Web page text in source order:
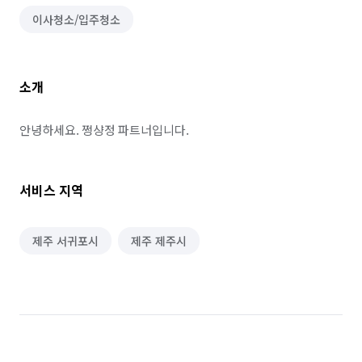
이사청소/입주청소
소개
안녕하세요. 쩡샹정 파트너입니다.
서비스 지역
제주 서귀포시 제주 제주시